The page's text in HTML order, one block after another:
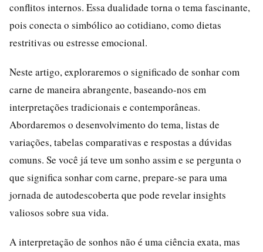
conflitos internos. Essa dualidade torna o tema fascinante,
pois conecta o simbólico ao cotidiano, como dietas
restritivas ou estresse emocional.
Neste artigo, exploraremos o significado de sonhar com
carne de maneira abrangente, baseando-nos em
interpretações tradicionais e contemporâneas.
Abordaremos o desenvolvimento do tema, listas de
variações, tabelas comparativas e respostas a dúvidas
comuns. Se você já teve um sonho assim e se pergunta o
que significa sonhar com carne, prepare-se para uma
jornada de autodescoberta que pode revelar insights
valiosos sobre sua vida.
A interpretação de sonhos não é uma ciência exata, mas